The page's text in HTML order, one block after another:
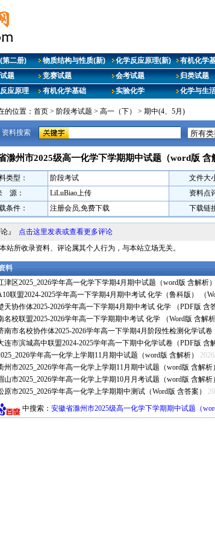
第二册) 物质结构与性质(新) 化学反应原理(新) 有机化学
题 竞赛试题 会考试题 归类试题
应原理 有机化学基础 实验化学 化学与生
的位置： 首页 > 阶段考试题 > 高一（下） > 期中(4、5月)
资料搜索
滁州市2025级高一化学下学期期中试题（word版 含
类型： 阶段考试 文件大
源：
LiLuBiao上传 资料点
条件：
注册会员,免费下载 下载链
论』 点击这里发表或查看更多评论
站所收录资料、评论属其个人行为，与本站立场无关。
料
津区2025_2026学年高一化学下学期4月期中试题（word版 含解析）
联盟2024-2025学年高一下学期4月期中考试 化学（鲁科版） （
天协作体2025-2026学年高一下学期4月期中考试 化学 （PDF版 含
名校联盟2025-2026学年高一下学期期中考试 化学 （Word版 含解析
南市名校协作体2025-2026学年高一下学期4月阶段性检测化学试
连市滨城高中联盟2024-2025学年高一下期中化学试卷（PDF版 含
学年高一化学上学期11月期中试题（word版 含解析）
州市2025_2026学年高一化学上学期11月期中试题（word版 含解析）
山市2025_2026学年高一化学上学期10月月考试题（word版 含解析）
原市2025_2026学年高一化学上学期期中测试（Word版 含答案）
中搜索： 安徽省滁州市2025级高一化学下学期期中试题（